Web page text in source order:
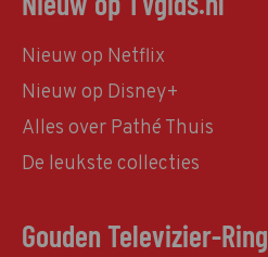
Nieuw op Netflix
Nieuw op Disney+
Alles over Pathé Thuis
De leukste collecties
Gouden Televizier-Ring